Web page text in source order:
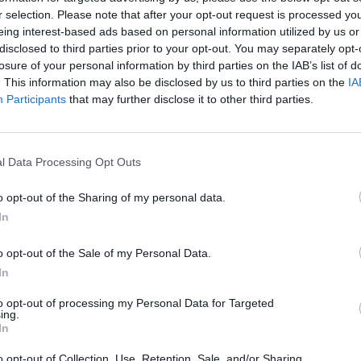
selection. Please note that after your opt-out request is processed
interest-based ads based on personal information utilized by us
to third parties prior to your opt-out. You may separately
of your personal information by third parties on the IAB’s list of
This information may also be disclosed by us to third parties on the
Participants that may further disclose it to other third parties.
Data Processing Opt Outs
opt-out of the Sharing of my personal data.
opt-out of the Sale of my Personal Data.
opt-out of processing my Personal Data for Targeted
insolito trio formato da artisti che amano esplorare
anche repertori musicali poco battuti.
Thomas, Tosti, Bellini, Donizetti, Verdi ed
sarà domenica 11 dicembre alle ore 17 ad Oviglio con
Bagnis ed Ivana Zincone. Informazioni